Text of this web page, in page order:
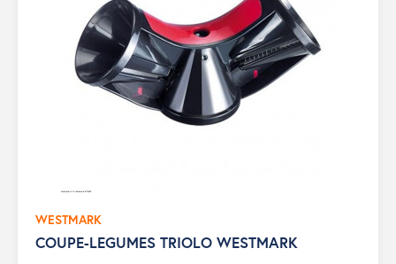
WESTMARK
COUPE-LEGUMES TRIOLO WESTMARK